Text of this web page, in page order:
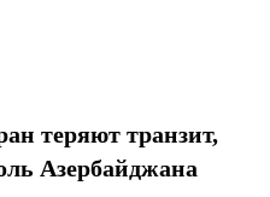
теряют транзит,
Азербайджана